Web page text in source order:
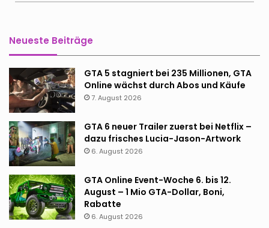
Neueste Beiträge
GTA 5 stagniert bei 235 Millionen, GTA
Online wächst durch Abos und Käufe
7. August 2026
GTA 6 neuer Trailer zuerst bei Netflix –
dazu frisches Lucia-Jason-Artwork
6. August 2026
GTA Online Event-Woche 6. bis 12.
August – 1 Mio GTA-Dollar, Boni,
Rabatte
6. August 2026